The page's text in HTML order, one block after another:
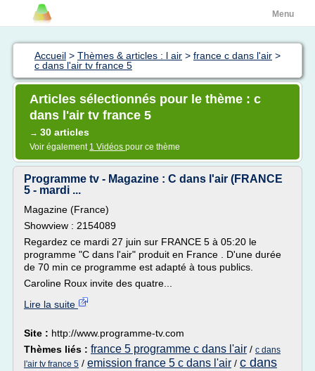
Menu
Accueil > Thèmes & articles : l air > france c dans l'air >
c dans l'air tv france 5
Articles sélectionnés pour le thème : c
dans l'air tv france 5
→ 30 articles
Voir également 1 Vidéos pour ce thème
Programme tv - Magazine : C dans l'air (FRANCE
5 - mardi ...
Magazine (France)
Showview : 2154089
Regardez ce mardi 27 juin sur FRANCE 5 à 05:20 le
programme "C dans l'air" produit en France . D'une durée
de 70 min ce programme est adapté à tous publics.
Caroline Roux invite des quatre...
Lire la suite
Site : http://www.programme-tv.com
Thèmes liés : france 5 programme c dans l'air / c dans
l'air tv france 5 / emission france 5 c dans l'air / c dans